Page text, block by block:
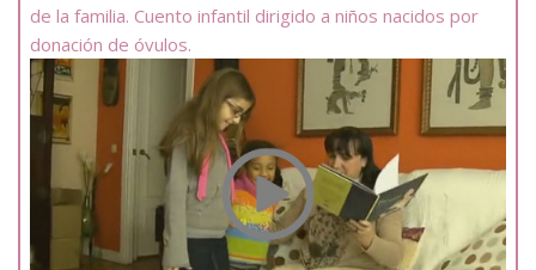
de la familia. Cuento infantil dirigido a niños nacidos por
donación de óvulos.